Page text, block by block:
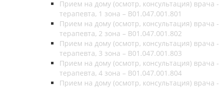
Прием на дому (осмотр, консультация) врача -
терапевта, 1 зона – В01.047.001.801
Прием на дому (осмотр, консультация) врача -
терапевта, 2 зона – В01.047.001.802
Прием на дому (осмотр, консультация) врача -
терапевта, 3 зона – В01.047.001.803
Прием на дому (осмотр, консультация) врача -
терапевта, 4 зона – В01.047.001.804
Прием на дому (осмотр, консультация) врача -